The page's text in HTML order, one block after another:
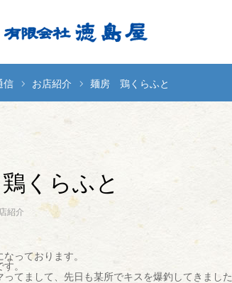
信 お店紹介 麺房 鶏くらふと
くらふと
紹介
っております。
。
ってまして、先日も某所でキスを爆釣してきました